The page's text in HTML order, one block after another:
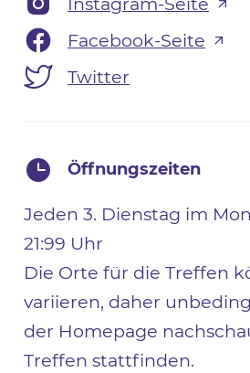
Facebook-Seite
Twitter
Öffnungszeiten
Jeden 3. Dienstag im
21:99 Uhr
Die Orte für die Treffen
variieren, daher
der Homepage
Treffen stattfinden.